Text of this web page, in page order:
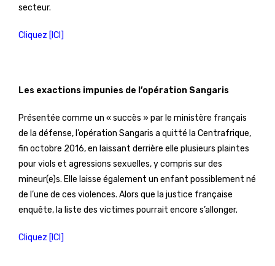
secteur.
Cliquez [ICI]
Les exactions impunies de l’opération Sangaris
Présentée comme un « succès » par le ministère français
de la défense, l’opération Sangaris a quitté la Centrafrique,
fin octobre 2016, en laissant derrière elle plusieurs plaintes
pour viols et agressions sexuelles, y compris sur des
mineur(e)s. Elle laisse également un enfant possiblement né
de l’une de ces violences. Alors que la justice française
enquête, la liste des victimes pourrait encore s’allonger.
Cliquez [ICI]